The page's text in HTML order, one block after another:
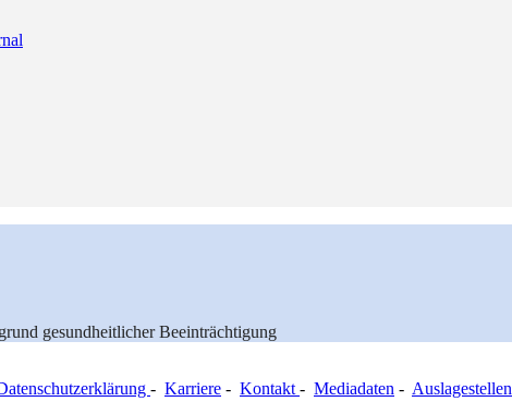
gesundheitlicher Beeinträchtigung
- Karriere - Kontakt - Mediadaten - Auslagestellen